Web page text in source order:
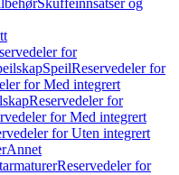
Skuffeinnsatser og
for
SpeilReservedeler for
for Med integrert
Reservedeler for
for Med integrert
for Uten integrert
Annet
Reservedeler for